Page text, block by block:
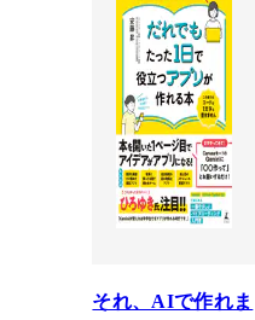
それ、AIで作れま